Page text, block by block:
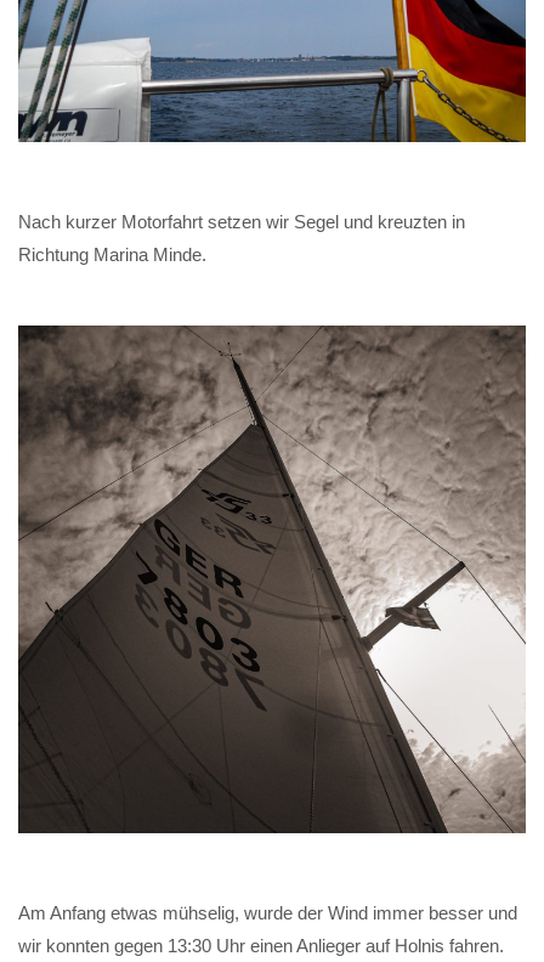
Nach kurzer Motorfahrt setzen wir Segel und kreuzten in
Richtung Marina Minde.
Am Anfang etwas mühselig, wurde der Wind immer besser und
wir konnten gegen 13:30 Uhr einen Anlieger auf Holnis fahren.